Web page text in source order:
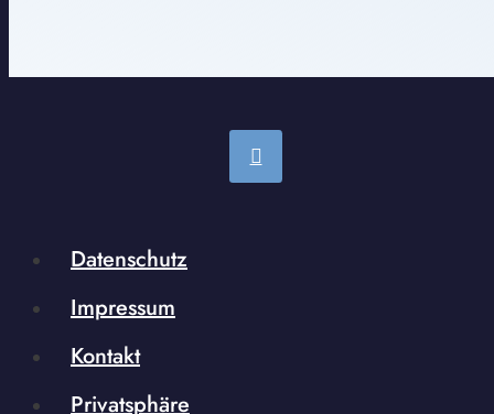
Datenschutz
Impressum
Kontakt
Privatsphäre